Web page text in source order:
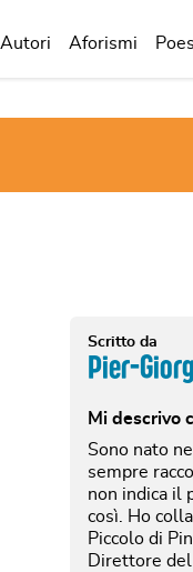
Autori Aforismi
Scritto da
Pier-
Mi descrivo
Sono nato
sempre
non indica il
così. Ho
Piccolo di
Direttore